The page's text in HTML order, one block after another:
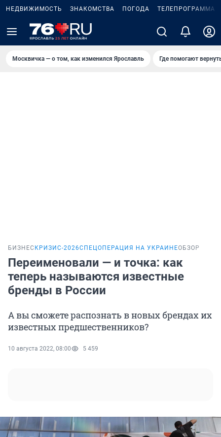
НЕДВИЖИМОСТЬ ЗНАКОМСТВА ПОГОДА ТЕЛЕПРОГРАММА
Москвичка — о том, как изменился Ярославль Где помогают
БИЗНЕС КРИЗИС-2026СПЕЦОПЕРАЦИЯ НА УКРАИНЕОБЗОР
Переименовали — и точка: как
теперь называются известные
бренды в России
А вы сможете распознать в новых брендах их
известных предшественников?
10 августа 2022, 08:00 5 459